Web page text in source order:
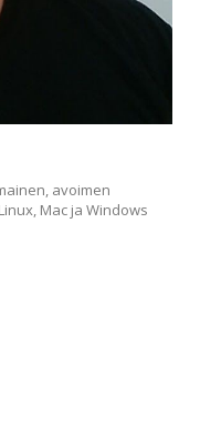
avoimen
Mac ja Windows